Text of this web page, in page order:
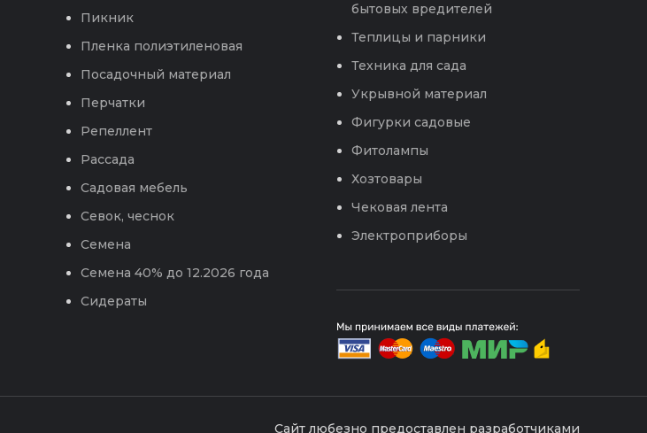
Пикник
Пленка полиэтиленовая
Посадочный материал
Перчатки
Репеллент
Рассада
Садовая мебель
Севок, чеснок
Семена
Семена 40% до 12.2026 года
Сидераты
бытовых вредителей
Теплицы и парники
Техника для сада
Укрывной материал
Фигурки садовые
Фитолампы
Хозтовары
Чековая лента
Электроприборы
Сайт любезно предоставлен разработчиками